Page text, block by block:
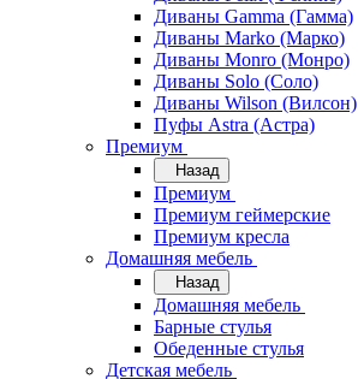
Диваны Gamma (Гамма)
Диваны Marko (Марко)
Диваны Monro (Монро)
Диваны Solo (Соло)
Диваны Wilson (Вилсон)
Пуфы Astra (Астра)
Премиум
Назад
Премиум
Премиум геймерские
Премиум кресла
Домашняя мебель
Назад
Домашняя мебель
Барные стулья
Обеденные стулья
Детская мебель